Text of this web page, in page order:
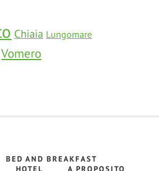
Chiaia Lungomare
Vomero
BED AND BREAKFAST